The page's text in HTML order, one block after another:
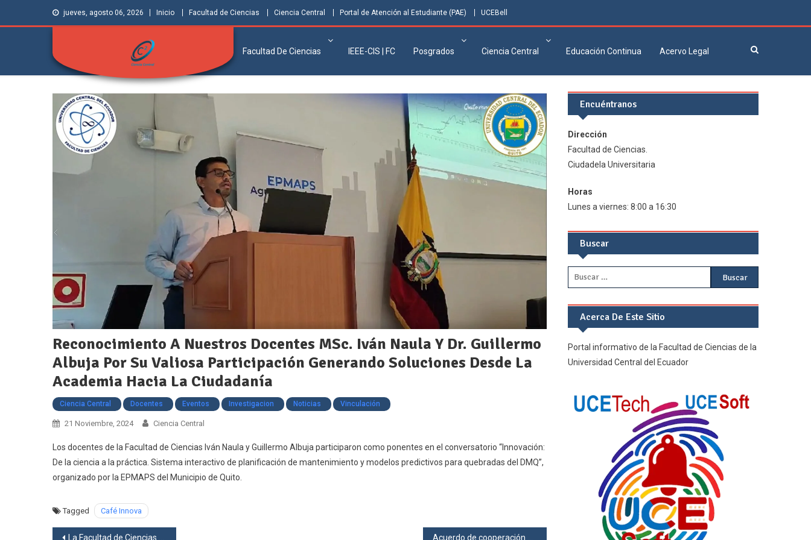
jueves, agosto 06, 2026 Inicio Facultad de Ciencias Ciencia Central Portal de Atención al Estudiante (PAE) UCEBell
Facultad de
Ciencias | Ciencia
Central
Grupo de Investigación Ciencia Central
Facultad De Ciencias IEEE-CIS | FC Posgrados Ciencia Central Educación Continua Acervo Legal
Reconocimiento A Nuestros Docentes MSc. Iván Naula Y Dr. Guillermo
Albuja Por Su Valiosa Participación Generando Soluciones Desde La
Academia Hacia La Ciudadanía
Ciencia Central Docentes Eventos Investigacion Noticias Vinculación
21 Noviembre, 2024 Ciencia Central
Los docentes de la Facultad de Ciencias Iván Naula y Guillermo Albuja participaron como ponentes en el conversatorio “Innovación:
De la ciencia a la práctica. Sistema interactivo de planificación de mantenimiento y modelos predictivos para quebradas del DMQ”,
organizado por la EPMAPS del Municipio de Quito.
Tagged Café Innova
La Facultad de Ciencias y la Facultad de Ciencias Agrícolas de la Universidad Central del Ecuador suscriben un acuerdo de cooperación académica y científica
Encuéntranos
Dirección
Facultad de Ciencias.
Ciudadela Universitaria
Horas
Lunes a viernes: 8:00 a 16:30
Buscar
Buscar:
Acerca De Este Sitio
Portal informativo de la Facultad de Ciencias de la
Universidad Central del Ecuador